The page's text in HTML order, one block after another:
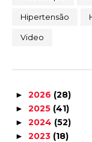
Hipertensão
Video
► 2026 (28)
► 2025 (41)
► 2024 (52)
► 2023 (18)